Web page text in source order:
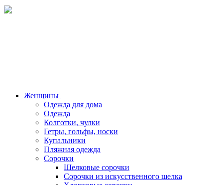
Женщины
Одежда для дома
Одежда
Колготки, чулки
Гетры, гольфы, носки
Купальники
Пляжная одежда
Сорочки
Шелковые сорочки
Сорочки из искусственного шелка